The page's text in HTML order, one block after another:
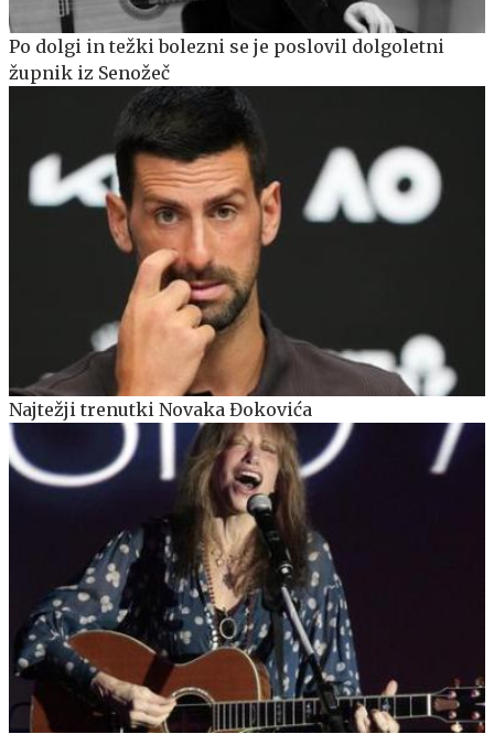
Po dolgi in težki bolezni se je poslovil dolgoletni
župnik iz Senožeč
Najtežji trenutki Novaka Đokovića